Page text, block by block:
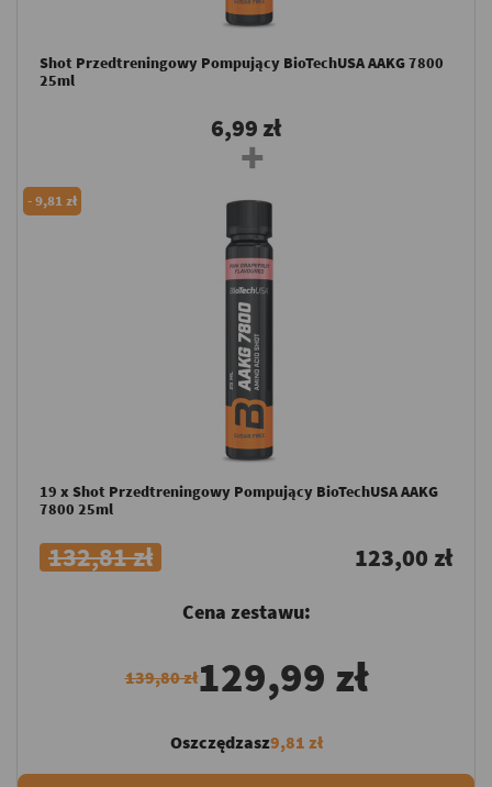
Shot Przedtreningowy Pompujący BioTechUSA AAKG 7800
25ml
6,99 zł
-9,81 zł
19 x Shot Przedtreningowy Pompujący BioTechUSA AAKG
7800 25ml
132,81 zł 123,00 zł
Cena zestawu:
139,80 zł129,99 zł
Oszczędzasz9,81 zł